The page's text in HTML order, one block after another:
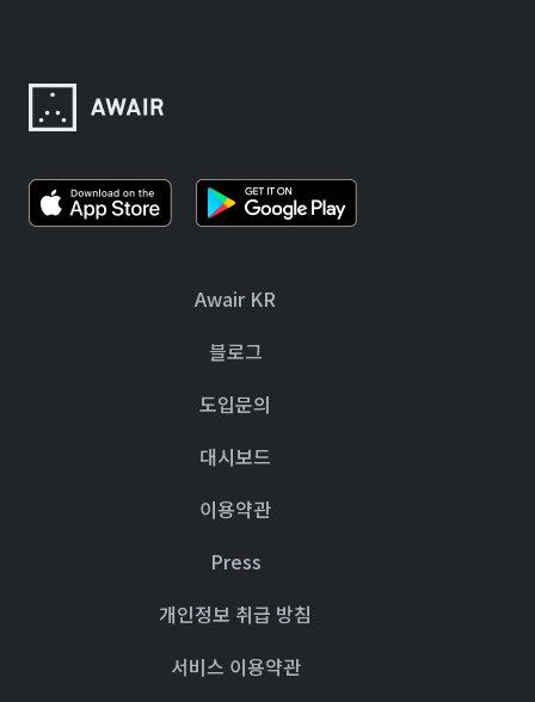
Awair KR
블로그
도입문의
대시보드
이용약관
Press
개인정보 취급 방침
서비스 이용약관